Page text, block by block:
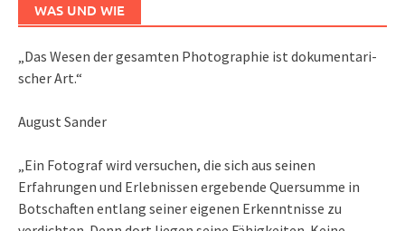
WAS UND WIE
„Das We­sen der ge­sam­ten Pho­to­gra­phie ist do­ku­men­ta­ri­
scher Art.“
August Sander
„Ein Fotograf wird versuchen, die sich aus seinen
Erfahrungen und Erlebnissen ergebende Quersumme in
Botschaften entlang seiner eigenen Erkenntnisse zu